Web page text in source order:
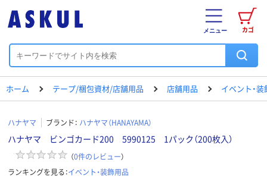
カゴ
メニュー
ホーム テープ/梱包資材/店舗用品 店舗用品 イベント・
ハナヤマ ブランド： ハナヤマ（HANAYAMA）
ハナヤマ ビンゴカード200 5990125 1パック（200枚入）
（0件のレビュー）
ランキングを見る：イベント・装飾用品